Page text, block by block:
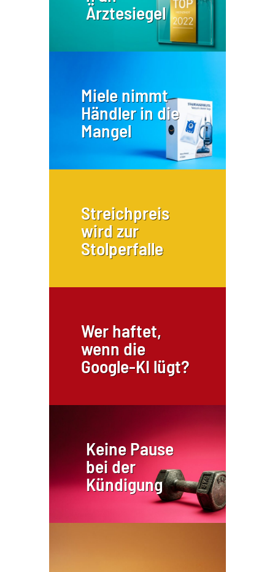
Ärztesiegel
Miele nimmt
Händler in die
Mangel
Streichpreis
wird zur
Stolperfalle
Wer haftet,
wenn die
Google-KI lügt?
Keine Pause
bei der
Kündigung